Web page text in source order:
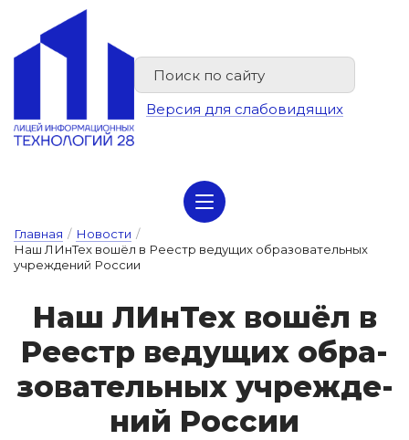
Версия для слабовидящих
Главная / Новости /
Наш ЛИнТех вошёл в Реестр ведущих образовательных
учреждений России
Наш ЛИн­Тех во­шёл в
Ре­естр ве­ду­щих об­ра­
зо­ва­тель­ных уч­режде­
ний Рос­сии